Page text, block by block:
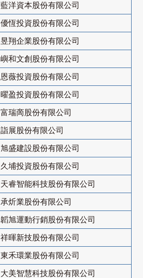
藍洋資本股份有限公司
優恆投資股份有限公司
昱翔企業股份有限公司
嶼和文創股份有限公司
恩薇投資股份有限公司
曜盈投資股份有限公司
富瑞啇股份有限公司
詣展股份有限公司
旭盛建設股份有限公司
久埔投資股份有限公司
天睿智能科技股份有限公司
承炘業股份有限公司
韜旭運動行銷股份有限公司
祥暉新技股份有限公司
東禾環業股份有限公司
大美智慧科技股份有限公司